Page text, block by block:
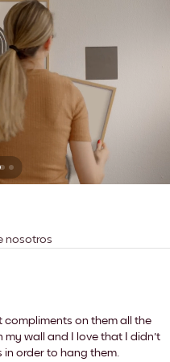
nosotros
compliments on them all the
my wall and I love that I didn't
order to hang them.